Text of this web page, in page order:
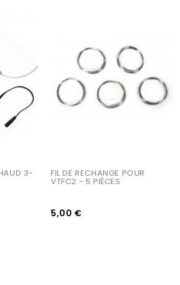
3- FIL DE RECHANGE POUR
VTFC2 - 5 PIÈCES
5,00 €